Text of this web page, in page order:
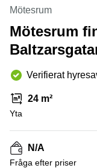
Virtuellt
Sollentuna
Vasastan
Östermalm
Kontor
Malmö
Huddinge
Lediga
lokaler
Hisingen
lokaler
Hägersten
Mötesrum
Mötesrum
Verifierat
24 m²
Yta
N/A
Fråga efter priser